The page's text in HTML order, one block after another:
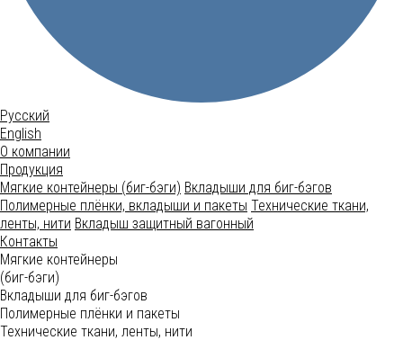
Русский
English
О компании
Продукция
Мягкие контейнеры (биг-бэги) Вкладыши для биг-бэгов
Полимерные плёнки, вкладыши и пакеты Технические ткани,
ленты, нити Вкладыш защитный вагонный
Контакты
Мягкие контейнеры
(биг-бэги)
Вкладыши для биг-бэгов
Полимерные плёнки и пакеты
Технические ткани, ленты, нити